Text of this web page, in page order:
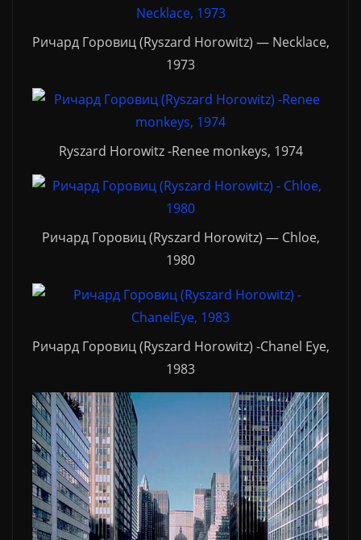
Ричард Горовиц (Ryszard Horowitz) — Necklace,
1973
Ryszard Horowitz -Renee monkeys, 1974
Ричард Горовиц (Ryszard Horowitz) — Chloe,
1980
Ричард Горовиц (Ryszard Horowitz) -Chanel Eye,
1983